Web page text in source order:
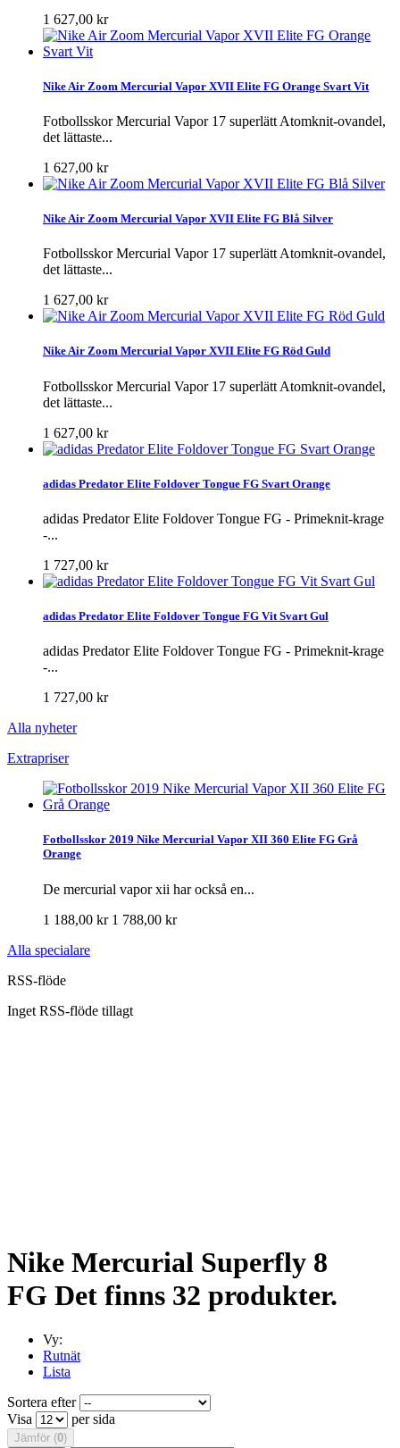
1 627,00 kr
Nike Air Zoom Mercurial Vapor XVII Elite FG Orange Svart Vit
Fotbollsskor Mercurial Vapor 17 superlätt Atomknit-ovandel,
det lättaste...
1 627,00 kr
Nike Air Zoom Mercurial Vapor XVII Elite FG Blå Silver
Fotbollsskor Mercurial Vapor 17 superlätt Atomknit-ovandel,
det lättaste...
1 627,00 kr
Nike Air Zoom Mercurial Vapor XVII Elite FG Röd Guld
Fotbollsskor Mercurial Vapor 17 superlätt Atomknit-ovandel,
det lättaste...
1 627,00 kr
adidas Predator Elite Foldover Tongue FG Svart Orange
adidas Predator Elite Foldover Tongue FG - Primeknit-krage
-...
1 727,00 kr
adidas Predator Elite Foldover Tongue FG Vit Svart Gul
adidas Predator Elite Foldover Tongue FG - Primeknit-krage
-...
1 727,00 kr
Alla nyheter
Extrapriser
Fotbollsskor 2019 Nike Mercurial Vapor XII 360 Elite FG Grå
Orange
De mercurial vapor xii har också en...
1 188,00 kr 1 788,00 kr
Alla specialare
RSS-flöde
Inget RSS-flöde tillagt
Nike Mercurial Superfly 8
FG Det finns 32 produkter.
Vy:
Rutnät
Lista
Sortera efter
Visa
per sida
Jämför (0)